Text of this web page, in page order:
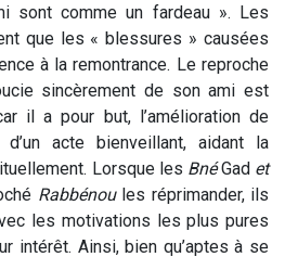
sont comme un fardeau ». Les
que les « blessures » causées
à la remontrance. Le reproche
sincèrement de son ami est
il a pour but, l’amélioration de
acte bienveillant, aidant la
Lorsque les BnéGadet
Rabbénoules réprimander, ils
les motivations les plus pures
intérêt. Ainsi, bien qu’aptes à se